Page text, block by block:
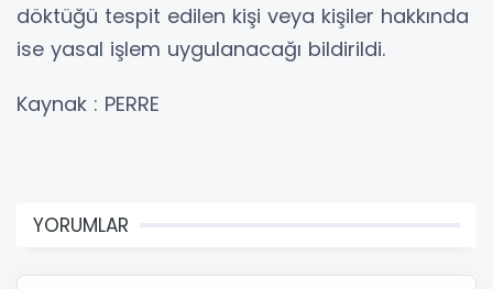
döktüğü tespit edilen kişi veya kişiler hakkında
ise yasal işlem uygulanacağı bildirildi.
Kaynak : PERRE
YORUMLAR